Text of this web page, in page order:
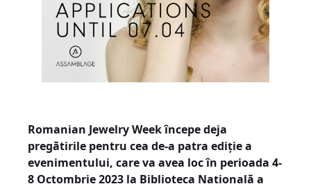
Romanian Jewelry Week începe deja
pregătirile pentru cea de-a patra ediție a
evenimentului, care va avea loc în perioada 4-
8 Octombrie 2023 la Biblioteca Națională a